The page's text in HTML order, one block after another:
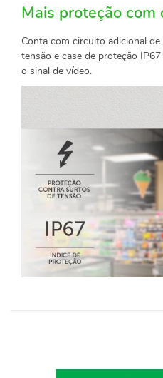
Mais proteção com
Conta com circuito adicional
tensão e case de proteção
o sinal de vídeo.